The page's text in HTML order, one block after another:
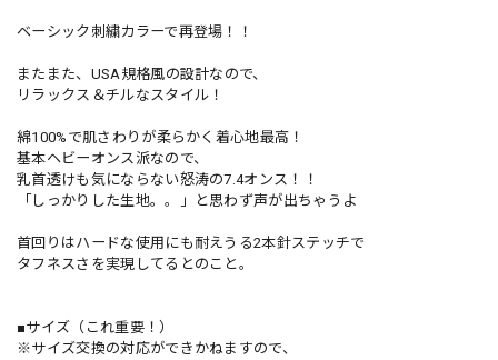
ベーシック刺繍カラーで再登場！！
またまた、USA規格風の設計なので、
リラックス＆チルなスタイル！
綿100%で肌さわりが柔らかく着心地最高！
基本ヘビーオンス派なので、
乳首透けも気にならない怒涛の7.4オンス！！
「しっかりした生地。。」と思わず声が出ちゃうよ
首回りはハードな使用にも耐えうる2本針ステッチで
タフネスさを実現してるとのこと。
■サイズ（これ重要！）
※サイズ交換の対応ができかねますので、